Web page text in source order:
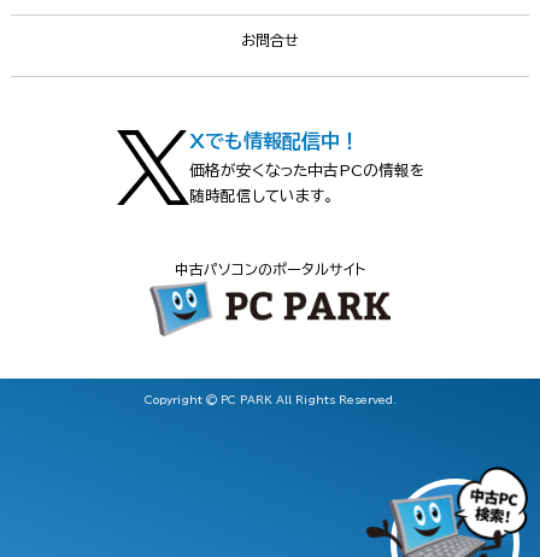
お問合せ
Xでも情報配信中！
価格が安くなった中古PCの情報を
随時配信しています。
中古パソコンのポータルサイト
Copyright © PC PARK All Rights Reserved.